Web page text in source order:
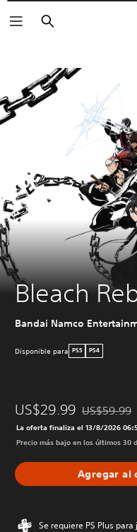
Buscar
Bleach
Bandai Namco
Disponible para PS5 PS4
US$29.99 Rebajado
US$59.99
La oferta finaliza el 13/8/2026
Precio más bajo en los últimos 30
Agregar al
Se requiere PS Plus